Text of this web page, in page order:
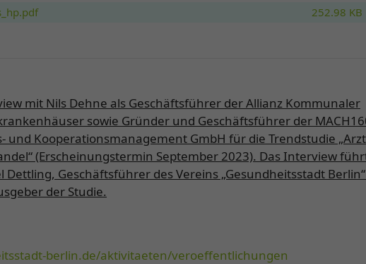
252.98 KB
mit Nils Dehne als Geschäftsführer der Allianz Kommunaler
sowie Gründer und Geschäftsführer der
und Kooperationsmanagement GmbH für die Trendstudie
(Erscheinungstermin September 2023). Das Interview
Dettling, Geschäftsführer des Vereins „Gesundheitsstadt
der Studie.
berlin.de/aktivitaeten/veroeffentlichungen